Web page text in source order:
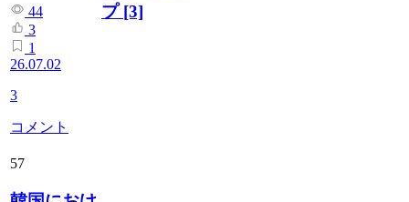
44
3
1
26.07.02
3
コメント
プ [3]
57